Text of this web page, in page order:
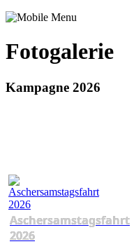
Fotogalerie
Kampagne 2026
Aschersamstagsfahrt
2026